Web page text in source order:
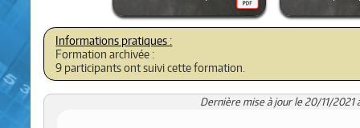
Formation archivée :
9 participants ont suivi cette formation.
Dernière mise à jour le 20/11/2021